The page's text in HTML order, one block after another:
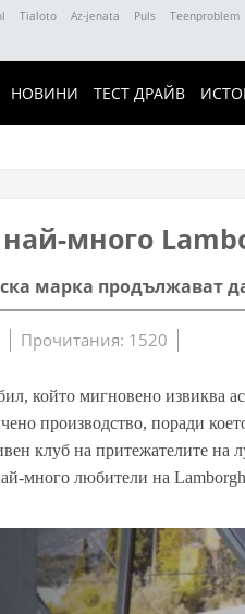
Tialoto Az-jenata Puls Teenproblem
НОВИНИ ТЕСТ ДРАЙВ
много
марка продължават
Прочитания: 1520
който мигновено извиква
производство, поради
клуб на притежателите на
много любители на